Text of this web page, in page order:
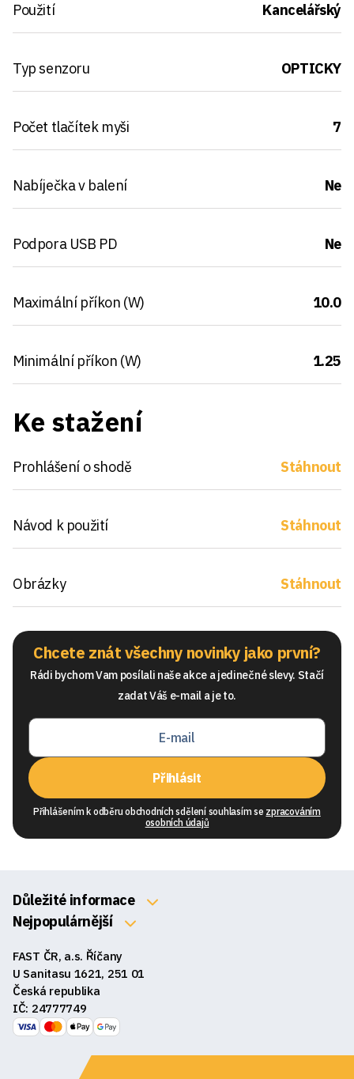
Použití Kancelářský
Typ senzoru OPTICKY
Počet tlačítek myši 7
Nabíječka v balení Ne
Podpora USB PD Ne
Maximální příkon (W) 10.0
Minimální příkon (W) 1.25
Ke stažení
Prohlášení o shodě Stáhnout
Návod k použití Stáhnout
Obrázky Stáhnout
Chcete znát všechny novinky jako první?
Rádi bychom Vam posílali naše akce a jedinečné slevy. Stačí
zadat Váš e-mail a je to.
Přihlásit
Přihlášením k odběru obchodních sdělení souhlasím se zpracováním
osobních údajů
Důležité informace
O nás
Obchodní podmínky
Reklamace a vrácení zboží
GDPR
Nejpopulárnější
Sluchátka
Reproduktory
FAST ČR, a.s. Říčany
U Sanitasu 1621, 251 01
Česká republika
IČ: 24777749